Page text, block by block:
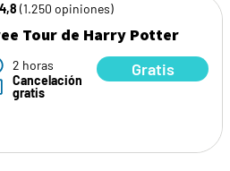
(1.250 opiniones)
Tour de Harry Potter
2 horas
Cancelación
gratis
Gratis